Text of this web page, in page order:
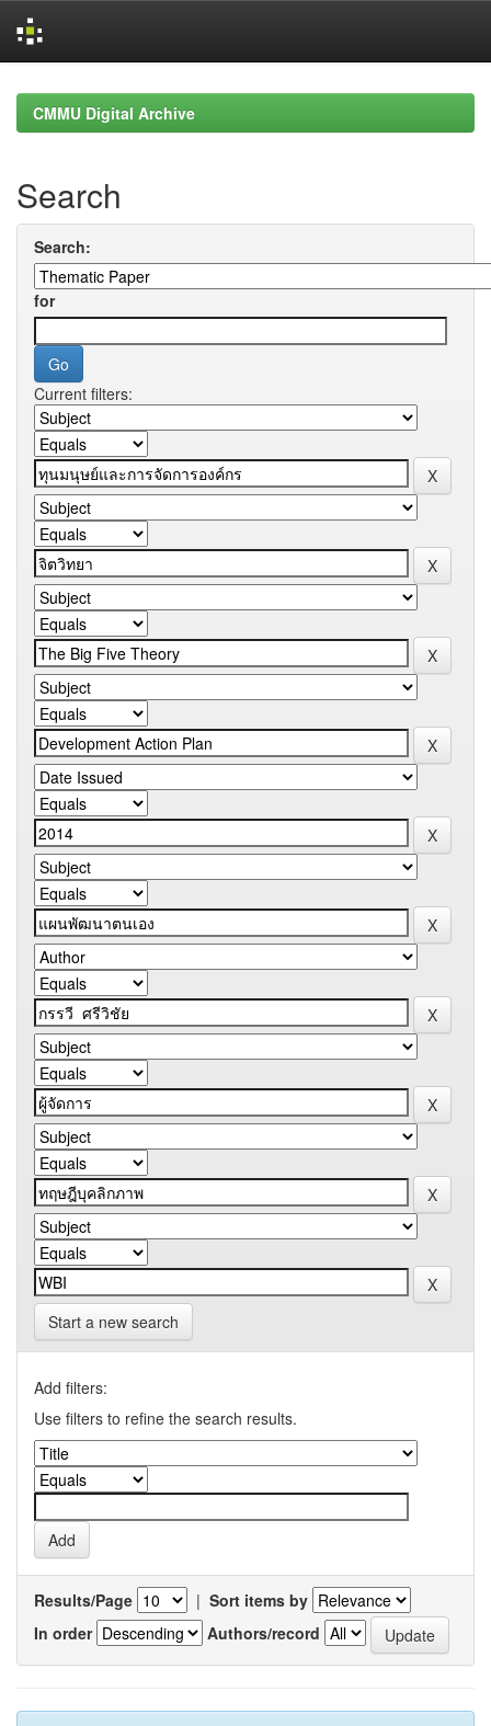
navigationCMMU Digital Archive
Search
Search:
for
Current filters:
Start a new search
Add filters:
Use filters to refine the search results.
Results/Page | Sort items by
In order
Authors/record